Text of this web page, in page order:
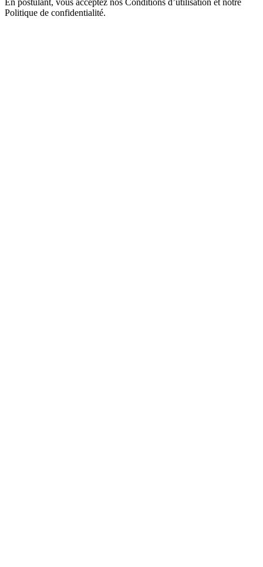
En postulant, vous acceptez nos Conditions d’utilisation et notre
Politique de confidentialité.